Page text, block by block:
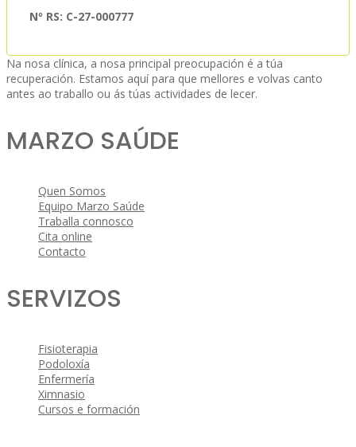
Nº RS: C-27-000777
Na nosa clínica, a nosa principal preocupación é a túa
recuperación. Estamos aquí para que mellores e volvas canto
antes ao traballo ou ás túas actividades de lecer.
MARZO SAÚDE
Quen Somos
Equipo Marzo Saúde
Traballa connosco
Cita online
Contacto
SERVIZOS
Fisioterapia
Podoloxía
Enfermería
Ximnasio
Cursos e formación